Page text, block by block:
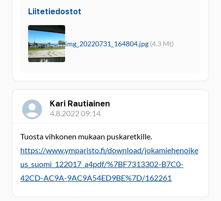
Liitetiedostot
img_20220731_164804.jpg (4.3 Mt)
Kari Rautiainen
4.8.2022 09:14
Tuosta vihkonen mukaan puskaretkille.
https://www.ymparisto.fi/download/jokamiehenoike
us_suomi_122017_a4pdf/%7BF7313302-B7C0-
42CD-AC9A-9AC9A54ED9BE%7D/162261